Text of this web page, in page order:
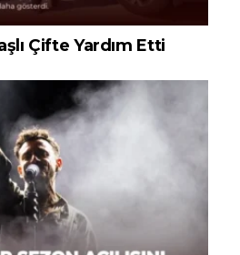
Çifte Yardım Etti